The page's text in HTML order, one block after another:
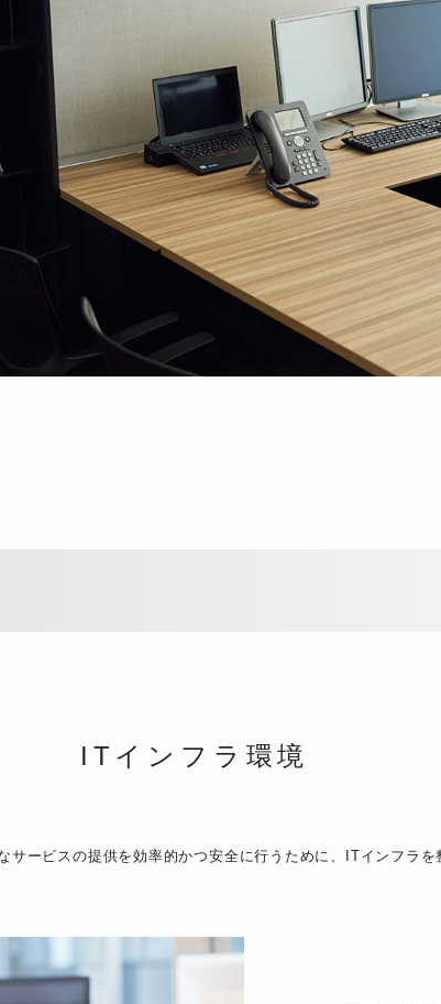
ITインフラ環境
サービスの提供を効率的かつ安全に行うために、ITインフラ